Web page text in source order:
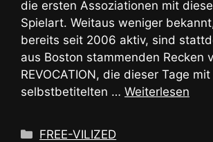
die ersten Assoziationen mit
Spielart. Weitaus weniger
bereits seit 2006 aktiv, sind
aus Boston stammenden Recken
REVOCATION, die dieser Tage
selbstbetitelten … Weiterlesen
Kategorien
FREE-VILIZED